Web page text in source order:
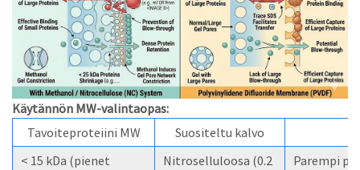
Käytännön MW-valintaopas:
Tavoiteproteiini MW
Suositeltu kalvo
< 15 kDa (pienet
Nitroselluloosa (0.2
Parempi